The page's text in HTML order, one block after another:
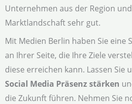
Unternehmen aus der Region
Marktlandschaft sehr gut.
Mit Medien Berlin haben Sie eine
an Ihrer Seite, die Ihre Ziele
diese erreichen kann. Lassen Sie
Social Media Präsenz stärken
die Zukunft führen. Nehmen Sie